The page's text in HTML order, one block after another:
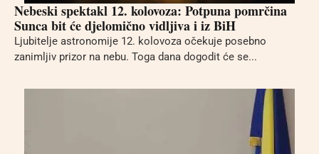
Nebeski spektakl 12. kolovoza: Potpuna pomrčina
Sunca bit će djelomično vidljiva i iz BiH
Ljubitelje astronomije 12. kolovoza očekuje posebno
zanimljiv prizor na nebu. Toga dana dogodit će se...